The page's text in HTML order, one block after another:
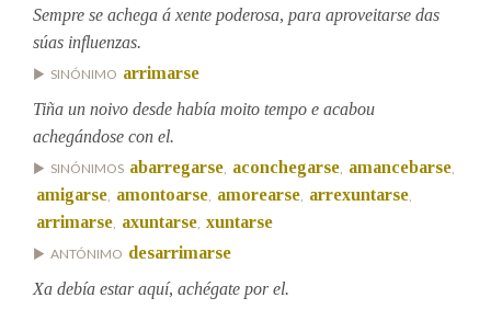
Pertence a
LIMPAR BUSCA
Sempre se achega á xente poderosa, para aproveitarse das
súas influenzas.
SINÓNIMO arrimarse
Tiña un noivo desde había moito tempo e acabou
achegándose con el.
SINÓNIMOS abarregarse, aconchegarse, amancebarse,
amigarse, amontoarse, amorearse, arrexuntarse,
arrimarse, axuntarse, xuntarse
ANTÓNIMO desarrimarse
Xa debía estar aquí, achégate por el.